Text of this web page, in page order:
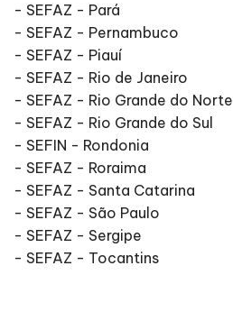
- SEFAZ - Pará
- SEFAZ - Pernambuco
- SEFAZ - Piauí
- SEFAZ - Rio de Janeiro
- SEFAZ - Rio Grande do Norte
- SEFAZ - Rio Grande do Sul
- SEFIN - Rondonia
- SEFAZ - Roraima
- SEFAZ - Santa Catarina
- SEFAZ - São Paulo
- SEFAZ - Sergipe
- SEFAZ - Tocantins